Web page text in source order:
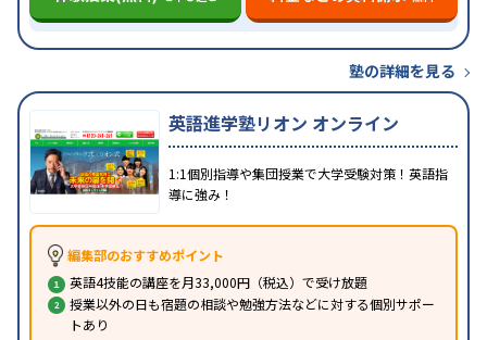
塾の詳細を見る
英語進学塾リオン オンライン
1:1個別指導や集団授業で大学受験対策！英語指
導に強み！
編集部のおすすめポイント
英語4技能の講座を月33,000円（税込）で受け放題
授業以外の日も宿題の相談や勉強方法などに対する個別サポー
トあり